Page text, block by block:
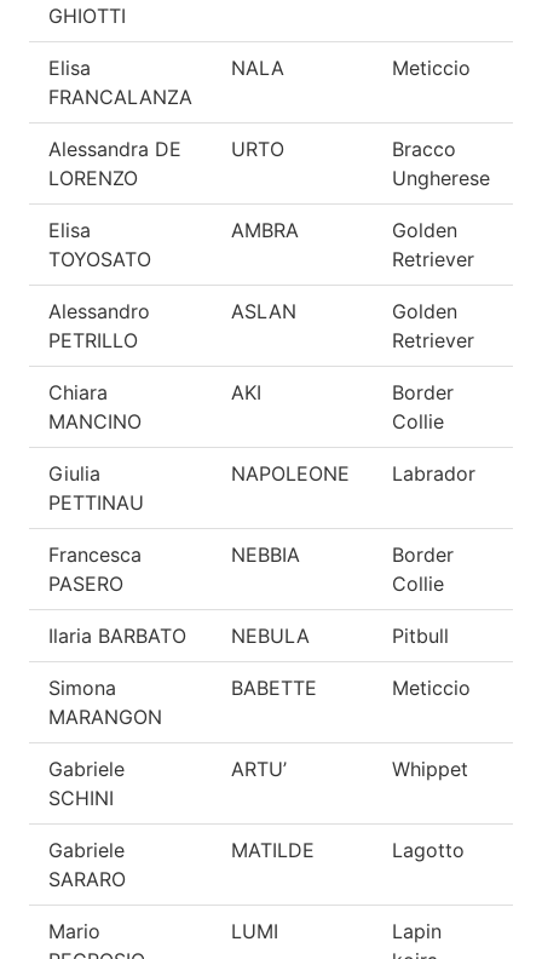
GHIOTTI
Elisa
FRANCALANZA
NALA Meticcio
Alessandra DE
LORENZO
URTO
Bracco
Ungherese
Elisa
TOYOSATO
AMBRA
Golden
Retriever
Alessandro
PETRILLO
ASLAN
Golden
Retriever
Chiara
MANCINO
AKI
Border
Collie
Giulia
PETTINAU
NAPOLEONE Labrador
Francesca
PASERO
NEBBIA
Border
Collie
Ilaria BARBATO NEBULA Pitbull
Simona
MARANGON
BABETTE Meticcio
Gabriele
SCHINI
ARTU’ Whippet
Gabriele
SARARO
MATILDE Lagotto
Mario
LUMI
Lapin